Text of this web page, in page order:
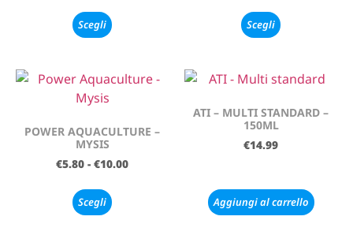
Scegli Scegli
POWER AQUACULTURE –
MYSIS
€5.80 - €10.00
Scegli
ATI – MULTI STANDARD –
150ML
€14.99
Aggiungi al carrello